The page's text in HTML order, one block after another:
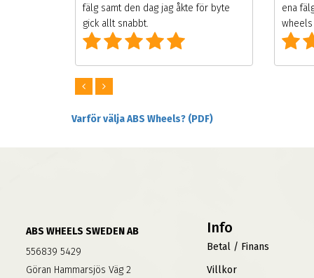
fälg samt den dag jag åkte för byte
gick allt snabbt.
ena
Varför välja ABS Wheels? (PDF)
ABS WHEELS SWEDEN AB
556839 5429
Göran Hammarsjös Väg 2
Info
Betal / Finans
Villkor